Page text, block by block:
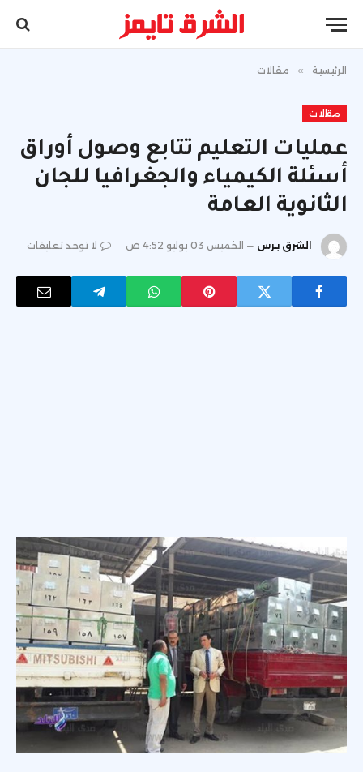
الرئيسية » مقالات
مقالات
عمليات التعليم تتابع وصول أوراق
أسئلة الكيمياء والجغرافيا للجان
الثانوية العامة
الشرق برس الخميس 03 يوليو 4:52 ص لا توجد تعليقات